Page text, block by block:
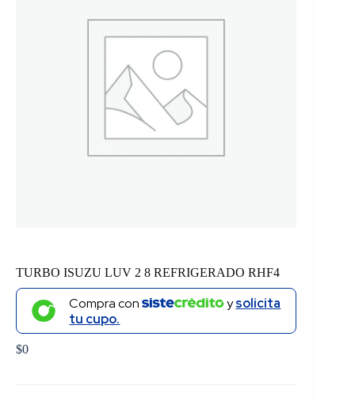
TURBO ISUZU LUV 2 8 REFRIGERADO RHF4
Compra con ysolicita
tu cupo.
$0